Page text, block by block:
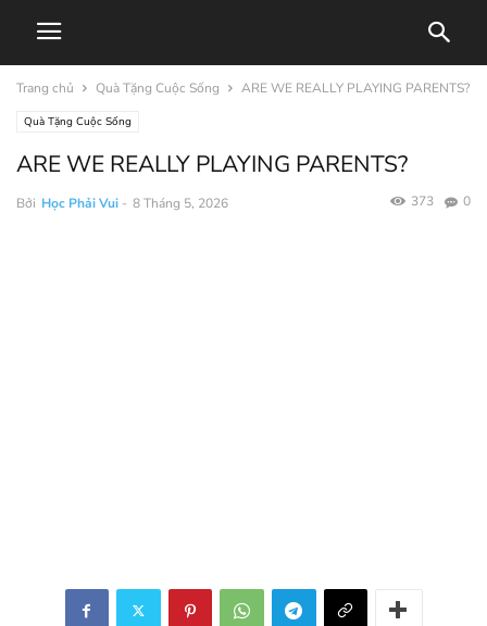
Trang chủ Quà Tặng Cuộc Sống ARE WE REALLY PLAYING PARENTS?
Quà Tặng Cuộc Sống
ARE WE REALLY PLAYING PARENTS?
Bởi Học Phải Vui - 8 Tháng 5, 2026 0
373